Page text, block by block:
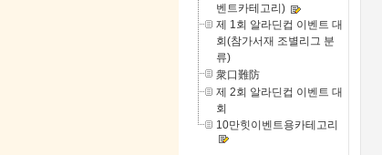
벤트카테고리)
제 1회 알라딘컵 이벤트 대
회(참가서재 조별리그 분
류)
衆口難防
제 2회 알라딘컵 이벤트 대
회
10만힛이벤트용카테고리